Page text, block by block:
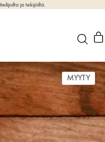
ja tekijöiltä.
MYYTY